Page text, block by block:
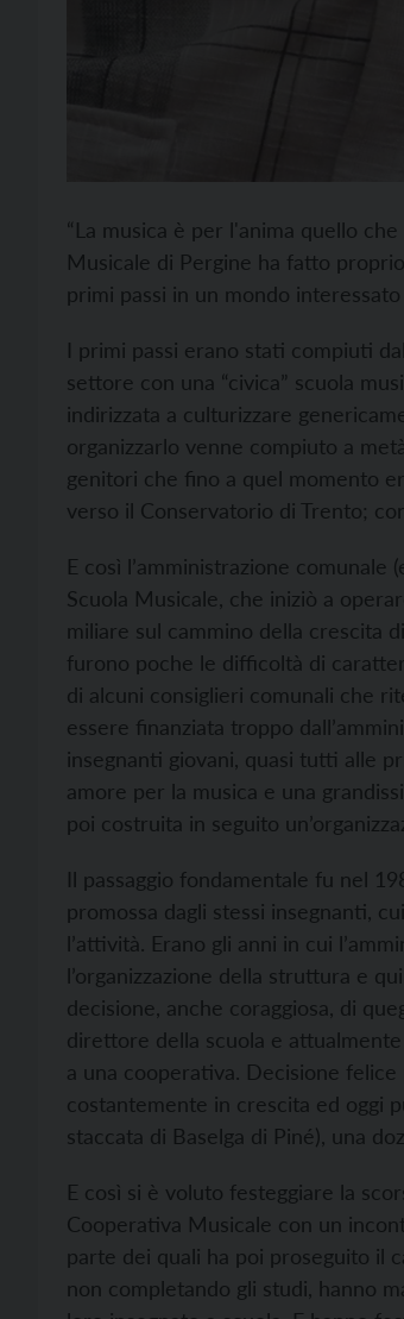
“La musica è per l'anima quello
Musicale di Pergine ha fatto
primi passi in un mondo
I primi passi erano stati compiuti
settore con una “civica” scuola
indirizzata a culturizzare
organizzarlo venne compiuto a
genitori che fino a quel momento
verso il Conservatorio di Trento;
E così l’amministrazione comunale
Scuola Musicale, che iniziò a
miliare sul cammino della crescita
furono poche le difficoltà di
di alcuni consiglieri comunali che
essere finanziata troppo
insegnanti giovani, quasi tutti alle
amore per la musica e una
poi costruita in seguito
Il passaggio fondamentale fu nel
promossa dagli stessi insegnanti,
l’attività. Erano gli anni in cui
l’organizzazione della struttura e
decisione, anche coraggiosa, di
direttore della scuola e
a una cooperativa. Decisione
costantemente in crescita ed oggi
staccata di Baselga di Piné), una
E così si è voluto festeggiare la
Cooperativa Musicale con un
parte dei quali ha poi proseguito il
non completando gli studi, hanno